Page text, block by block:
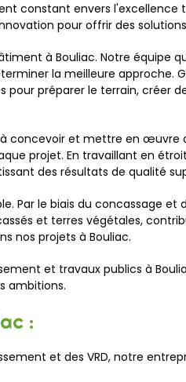
constant envers l'excellence
pour offrir des
à Bouliac. Notre équipe
la meilleure approche.
préparer le terrain, créer
concevoir et mettre en œuvre
projet. En travaillant en
des résultats de qualité
Par le biais du concassage et
et terres végétales,
nos projets à Bouliac.
et travaux publics à
ambitions.
:
et des VRD, notre